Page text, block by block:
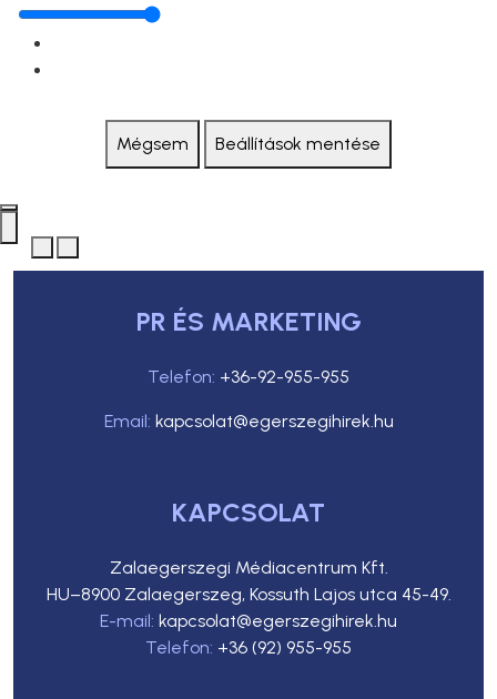
Mégsem Beállítások mentése
PR ÉS MARKETING
Telefon: +36-92-955-955
Email: kapcsolat@egerszegihirek.hu
KAPCSOLAT
Zalaegerszegi Médiacentrum Kft.
HU–8900 Zalaegerszeg, Kossuth Lajos utca 45-49.
E-mail: kapcsolat@egerszegihirek.hu
Telefon: +36 (92) 955-955